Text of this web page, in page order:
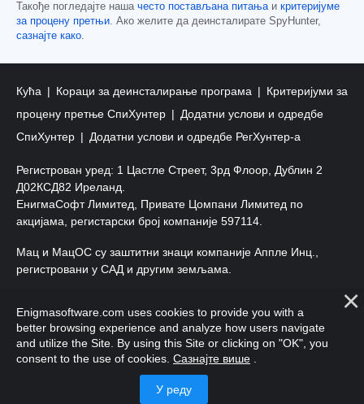
Такође погледајте наша често постављана питањаи критеријуме
за процену претњи. Ако желите да деинсталирате SpyHunter,
сазнајте како.
Кућа Кораци за деинсталирање програма
Критеријуми за
процену претње СпиХунтер
Додатни услови и одредбе
СпиХунтер
Додатни услови и одредбе РегХунтер-а
Регистрован уред: 1 Цастле Стреет, 3рд Флоор, Дублин 2
Д02КСД82 Иреланд.
ЕнигмаСофт Лимитед, Привате Цомпани Лимитед по
акцијама, регистарски број компаније 597114.
Мац и МацОС су заштитни знаци компаније Аппле Инц.,
регистровани у САД и другим земљама.
задржана.
Enigmasoftware.com uses cookies to provide you with a
better browsing experience and analyze how users navigate
and utilize the Site. By using this Site or clicking on "OK", you
consent to the use of cookies. Сазнајте више